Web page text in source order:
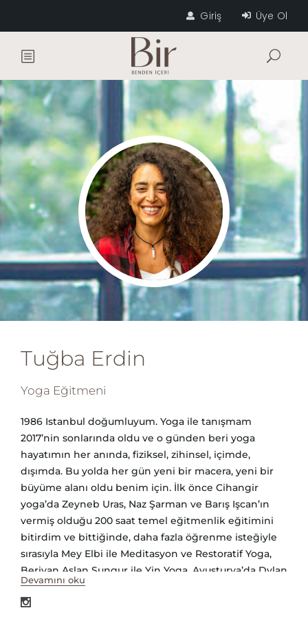
Giriş Üye Ol
Tuğba Erdin
Yoga Eğitmeni
1986 Istanbul doğumluyum. Yoga ile tanışmam
2017’nin sonlarında oldu ve o günden beri yoga
hayatımın her anında, fiziksel, zihinsel, içimde,
dışımda. Bu yolda her gün yeni bir macera, yeni bir
büyüme alanı oldu benim için. İlk önce Cihangir
yoga’da Zeyneb Uras, Naz Şarman ve Barış Işcan’ın
vermiş olduğu 200 saat temel eğitmenlik eğitimini
bitirdim ve bittiğinde, daha fazla öğrenme isteğiyle
sırasıyla Mey Elbi ile Meditasyon ve Restoratif Yoga,
Berivan Aslan Sungur ile Yin Yoga, Avusturya’da Dylan
Werner’in 200 saatlik Eğitmenlik Eğitimi, Cihangir
Yoga 300 saat Dönüştürücü yoga yolu ve tekrar Dylan
Devamını oku